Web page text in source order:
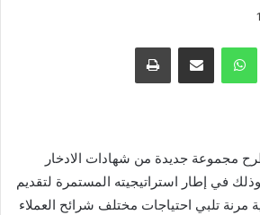
واتساب مشاركة عبر البريد طباعة
مجموعة جديدة من شهادات الادخار
وذلك في إطار استراتيجيته المستمرة لتقديم
مرنة تلبي احتياجات مختلف شرائح العملاء